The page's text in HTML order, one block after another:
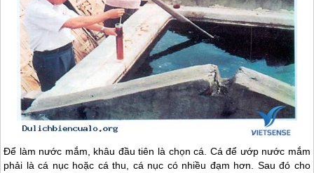
Để làm nước mắm, khâu đầu tiên là chọn cá. Cá để ướp nước mắm
phải là cá nục hoặc cá thu, cá nục có nhiều đạm hơn. Sau đó cho